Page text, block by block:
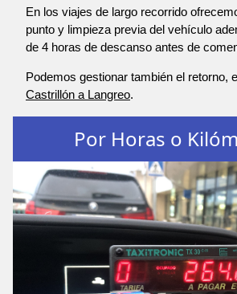
En los viajes de largo recorrido
punto y limpieza previa del vehículo
de 4 horas de descanso antes de
Podemos gestionar también el retorno,
Castrillón a Langreo.
Por Horas o